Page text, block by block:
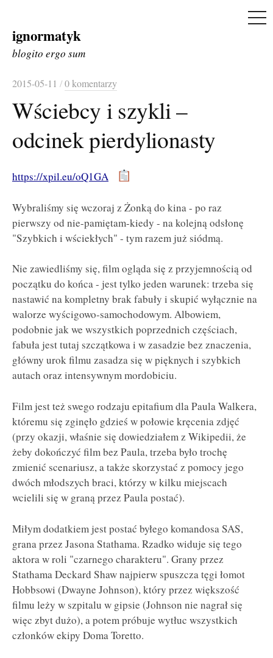
Skip
to
ignormatyk
blogito ergo sum
2015-05-11 /0 komentarzy
Wściebcy i szykli –
odcinek pierdylionasty
https://xpil.eu/oQ1GA
Wybraliśmy się wczoraj z Żonką do kina - po raz
pierwszy od nie-pamiętam-kiedy - na kolejną odsłonę
"Szybkich i wściekłych" - tym razem już siódmą.
Nie zawiedliśmy się, film ogląda się z przyjemnością od
początku do końca - jest tylko jeden warunek: trzeba się
nastawić na kompletny brak fabuły i skupić wyłącznie na
walorze wyścigowo-samochodowym. Albowiem,
podobnie jak we wszystkich poprzednich częściach,
fabuła jest tutaj szczątkowa i w zasadzie bez znaczenia,
główny urok filmu zasadza się w pięknych i szybkich
autach oraz intensywnym mordobiciu.
Film jest też swego rodzaju epitafium dla Paula Walkera,
któremu się zginęło gdzieś w połowie kręcenia zdjęć
(przy okazji, właśnie się dowiedziałem z Wikipedii, że
żeby dokończyć film bez Paula, trzeba było trochę
zmienić scenariusz, a także skorzystać z pomocy jego
dwóch młodszych braci, którzy w kilku miejscach
wcielili się w graną przez Paula postać).
Miłym dodatkiem jest postać byłego komandosa SAS,
grana przez Jasona Stathama. Rzadko widuje się tego
aktora w roli "czarnego charakteru". Grany przez
Stathama Deckard Shaw najpierw spuszcza tęgi łomot
Hobbsowi (Dwayne Johnson), który przez większość
filmu leży w szpitalu w gipsie (Johnson nie nagrał się
więc zbyt dużo), a potem próbuje wytłuc wszystkich
członków ekipy Doma Toretto.